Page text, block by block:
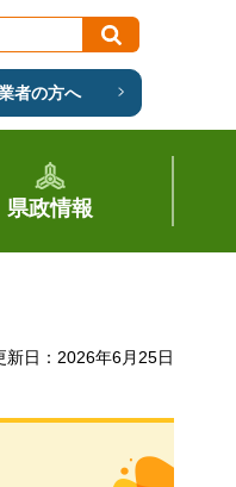
者の方へ
県政情報
新日：2026年6月25日